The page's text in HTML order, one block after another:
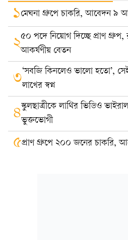
১মেঘনা গ্রুপে চাকরি, আবেদন ৯
২৫০ পদে নিয়োগ দিচ্ছে প্রাণ গ্রুপ,
আকর্ষণীয় বেতন
৩‘সবজি কিনলেও ভালো হতো’,
লাখের স্বপ্ন
৪স্কুলছাত্রীকে লাথির ভিডিও
ভুক্তভোগী
৫প্রাণ গ্রুপে ২০০ জনের চাকরি,